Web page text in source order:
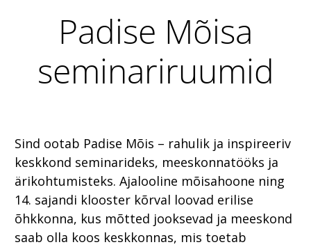
Padise Mõisa
seminariruumid
Sind ootab Padise Mõis – rahulik ja inspireeriv
keskkond seminarideks, meeskonnatööks ja
ärikohtumisteks. Ajalooline mõisahoone ning
14. sajandi klooster kõrval loovad erilise
õhkkonna, kus mõtted jooksevad ja meeskond
saab olla koos keskkonnas, mis toetab